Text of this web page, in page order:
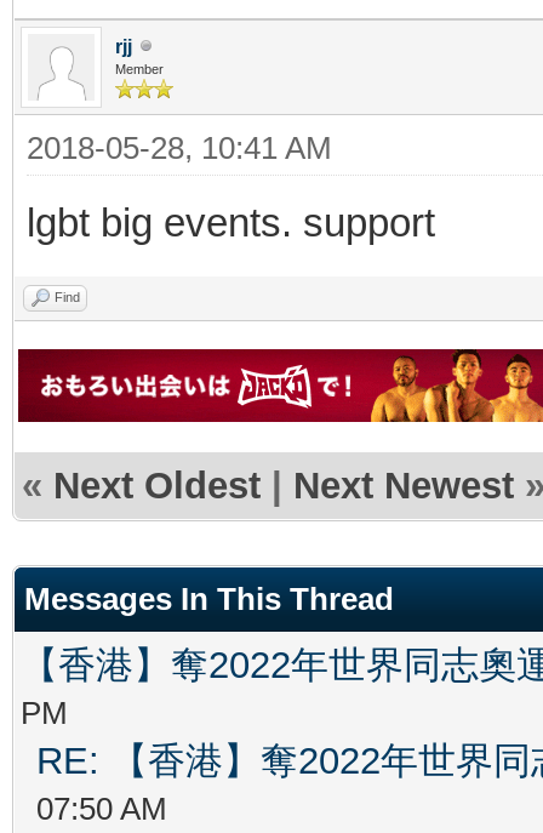
rjj
Member
2018-05-28, 10:41 AM
lgbt big events. support
Find
« Next Oldest | Next Newest
Messages In This Thread
【香港】奪2022年世界同志奧
PM
RE: 【香港】奪2022年世界
07:50 AM